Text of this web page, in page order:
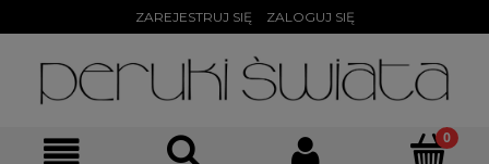
ZAREJESTRUJ SIĘ ZALOGUJ SIĘ